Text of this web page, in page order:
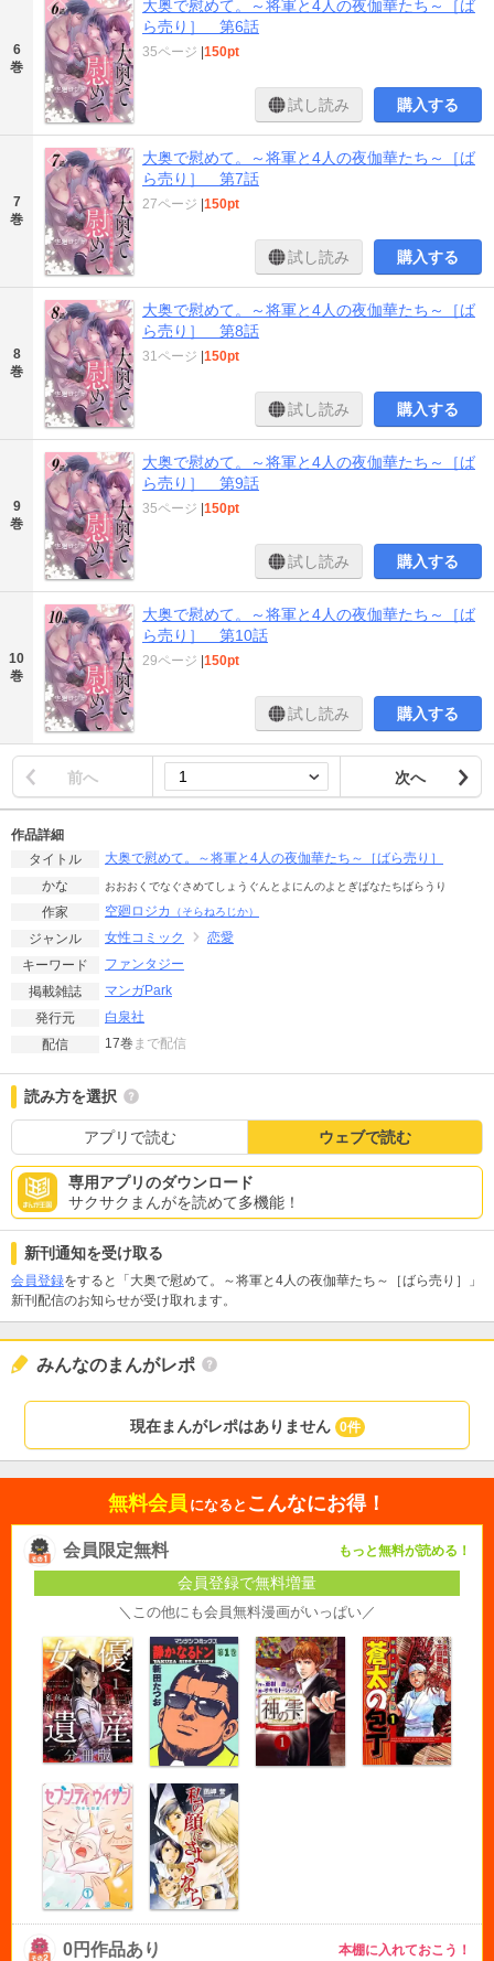
6
巻
大奥で慰めて。～将軍と4人の夜伽華たち～［ば
ら売り］ 第6話
35ページ 150pt
試し読み 購入する
7
巻
大奥で慰めて。～将軍と4人の夜伽華たち～［ば
ら売り］ 第7話
27ページ 150pt
試し読み 購入する
8
巻
大奥で慰めて。～将軍と4人の夜伽華たち～［ば
ら売り］ 第8話
31ページ 150pt
試し読み 購入する
9
巻
大奥で慰めて。～将軍と4人の夜伽華たち～［ば
ら売り］ 第9話
35ページ 150pt
試し読み 購入する
10
巻
大奥で慰めて。～将軍と4人の夜伽華たち～［ば
ら売り］ 第10話
29ページ 150pt
試し読み 購入する
前へ 次へ
作品詳細
タイトル
大奥で慰めて。～将軍と4人の夜伽華たち～［ばら売り］
かな
おおおくでなぐさめてしょうぐんとよにんのよとぎばなたちばらうり
作家 空廻ロジカ （そらねろじか）
ジャンル 女性コミック
恋愛
キーワード
ファンタジー
掲載雑誌
マンガPark
発行元
白泉社
配信
17巻 まで配信
読み方を選択
アプリで読む ウェブで読む
専用アプリのダウンロード
サクサクまんがを読めて多機能！
新刊通知を受け取る
会員登録をすると「大奥で慰めて。～将軍と4人の夜伽華たち～［ばら売り］」
新刊配信のお知らせが受け取れます。
みんなのまんがレポ
現在まんがレポはありません 0件
無料会員 になると こんなにお得！
会員限定無料 もっと無料が読める！
会員登録で無料増量
＼この他にも会員無料漫画がいっぱい／
0円作品あり 本棚に入れておこう！